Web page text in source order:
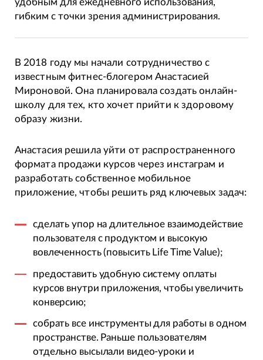
гибким с точки зрения администрирования.
В 2018 году мы начали сотрудничество с
известным фитнес-блогером Анастасией
Мироновой. Она планировала создать онлайн-
школу для тех, кто хочет прийти к здоровому
образу жизни.
Анастасия решила уйти от распространенного
формата продажи курсов через инстаграм и
разработать собственное мобильное
приложение, чтобы решить ряд ключевых задач:
сделать упор на длительное взаимодействие
пользователя с продуктом и высокую
вовлеченность (повысить Life Time Value);
предоставить удобную систему оплаты
курсов внутри приложения, чтобы увеличить
конверсию;
собрать все инструменты для работы в одном
пространстве. Раньше пользователям
отдельно высылали видео-уроки и